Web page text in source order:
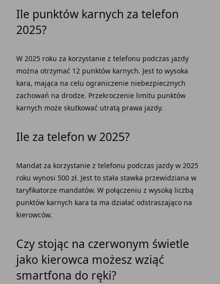
Ile punktów karnych za telefon
2025?
W 2025 roku za korzystanie z telefonu podczas jazdy
można otrzymać 12 punktów karnych. Jest to wysoka
kara, mająca na celu ograniczenie niebezpiecznych
zachowań na drodze. Przekroczenie limitu punktów
karnych może skutkować utratą prawa jazdy.
Ile za telefon w 2025?
Mandat za korzystanie z telefonu podczas jazdy w 2025
roku wynosi 500 zł. Jest to stała stawka przewidziana w
taryfikatorze mandatów. W połączeniu z wysoką liczbą
punktów karnych kara ta ma działać odstraszająco na
kierowców.
Czy stojąc na czerwonym świetle
jako kierowca możesz wziąć
smartfona do ręki?